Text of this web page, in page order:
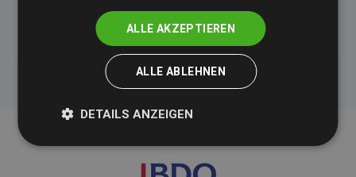
Initiative Websites, die Klimaprojekte unterstützen
ALLE AKZEPTIEREN
ALLE ABLEHNEN
DETAILS ANZEIGEN